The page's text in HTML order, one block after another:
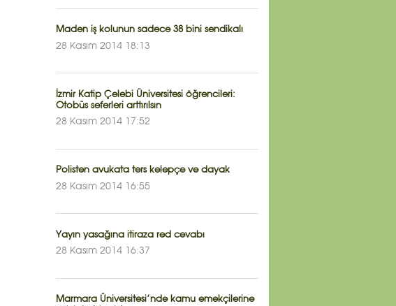
Maden iş kolunun sadece 38 bini sendikalı
28 Kasım 2014 18:13
İzmir Katip Çelebi Üniversitesi öğrencileri:
Otobüs seferleri arttırılsın
28 Kasım 2014 17:52
Polisten avukata ters kelepçe ve dayak
28 Kasım 2014 16:55
Yayın yasağına itiraza red cevabı
28 Kasım 2014 16:37
Marmara Üniversitesi’nde kamu emekçilerine